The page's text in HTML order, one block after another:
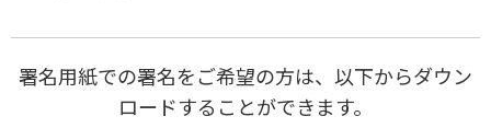
署名用紙での署名をご希望の方は、以下からダウン
ロードすることができます。